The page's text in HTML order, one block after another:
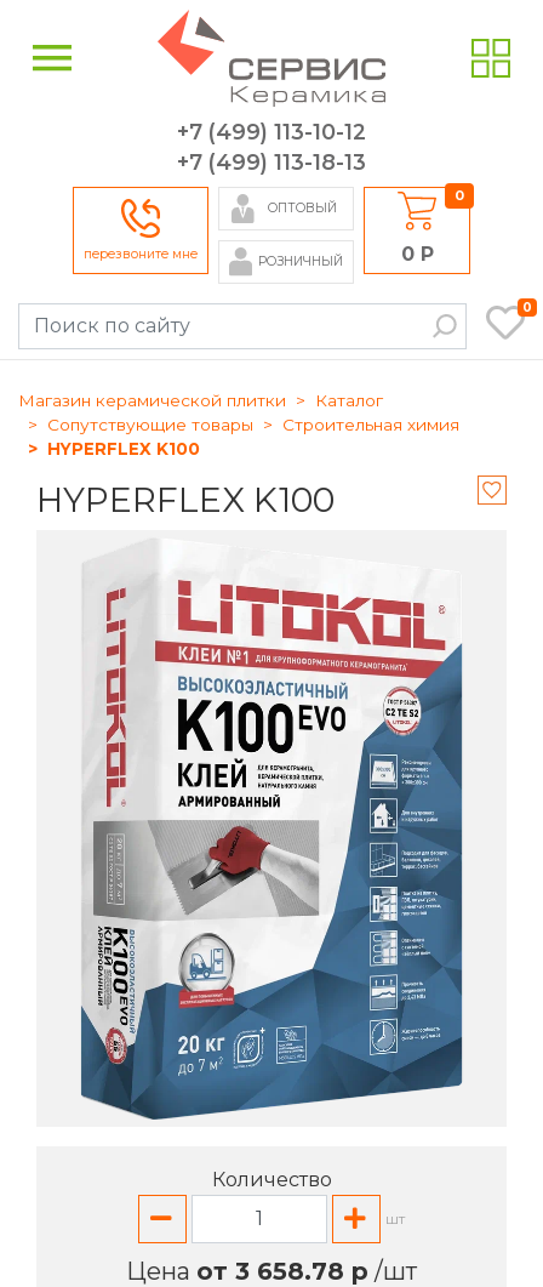
+7 (499) 113-10-12
+7 (499) 113-18-13
перезвоните мне
ОПТОВЫЙ
РОЗНИЧНЫЙ
0
0 Р
0
Магазин керамической плитки
Каталог
Сопутствующие товары
Строительная химия
HYPERFLEX K100
HYPERFLEX K100
Количество
шт
Цена от 3 658.78 р /шт